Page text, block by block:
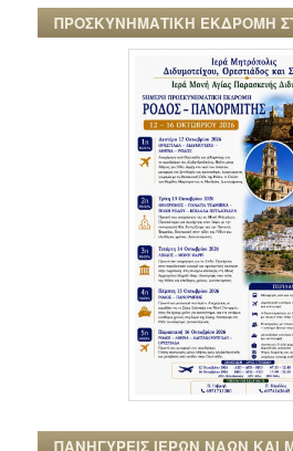
ΠΡΟΣΚΥΝΗΜΑΤΙΚΗ ΕΚΔΡΟΜΗ
ΠΑΝΗΓΥΡΕΙΣ ΙΕΡΩΝ ΝΑΩΝ ΚΑΙ